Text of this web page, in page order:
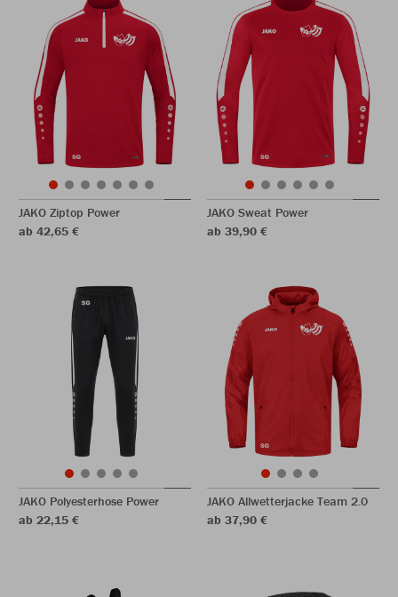
JAKO Ziptop Power
ab 42,65 €
JAKO Sweat Power
ab 39,90 €
JAKO Polyesterhose Power
ab 22,15 €
JAKO Allwetterjacke Team 2.0
ab 37,90 €